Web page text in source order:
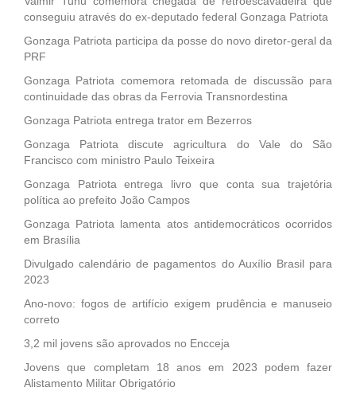
conseguiu através do ex-deputado federal Gonzaga Patriota
Gonzaga Patriota participa da posse do novo diretor-geral da
PRF
Gonzaga Patriota comemora retomada de discussão para
continuidade das obras da Ferrovia Transnordestina
Gonzaga Patriota entrega trator em Bezerros
Gonzaga Patriota discute agricultura do Vale do São
Francisco com ministro Paulo Teixeira
Gonzaga Patriota entrega livro que conta sua trajetória
política ao prefeito João Campos
Gonzaga Patriota lamenta atos antidemocráticos ocorridos
em Brasília
Divulgado calendário de pagamentos do Auxílio Brasil para
2023
Ano-novo: fogos de artifício exigem prudência e manuseio
correto
3,2 mil jovens são aprovados no Encceja
Jovens que completam 18 anos em 2023 podem fazer
Alistamento Militar Obrigatório